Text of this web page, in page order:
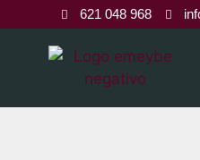
621 048 968